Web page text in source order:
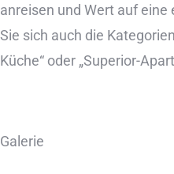
anreisen und Wert auf eine
Sie sich auch die
Küche“ oder „Superior-
Galerie